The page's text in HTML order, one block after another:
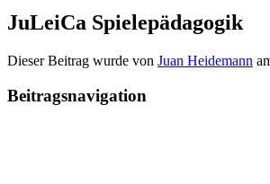
JuLeiCa Spielepädagogik
Dieser Beitrag wurde von Juan Heidemann
Beitragsnavigation